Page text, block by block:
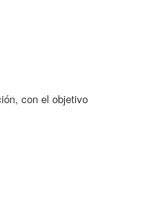
con el objetivo